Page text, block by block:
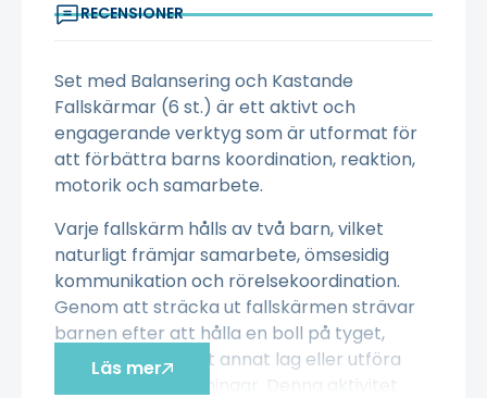
RECENSIONER
Set med Balansering och Kastande
Fallskärmar (6 st.) är ett aktivt och
engagerande verktyg som är utformat för
att förbättra barns koordination, reaktion,
motorik och samarbete.
Varje fallskärm hålls av två barn, vilket
naturligt främjar samarbete, ömsesidig
kommunikation och rörelsekoordination.
Genom att sträcka ut fallskärmen strävar
barnen efter att hålla en boll på tyget,
passera den till ett annat lag eller utföra
olika rörelseutmaningar. Denna aktivitet
Läs mer